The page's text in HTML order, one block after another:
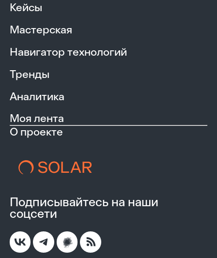
Кейсы
Мастерская
Навигатор технологий
Тренды
Аналитика
Моя лента
О проекте
Подписывайтесь на наши
соцсети